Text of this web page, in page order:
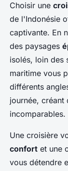
Choisir une
de l'Indonésie
captivante. En
des paysages
isolés, loin des
maritime vous
différents
journée, créant
incomparables.
Une croisière
confort et une
vous détendre